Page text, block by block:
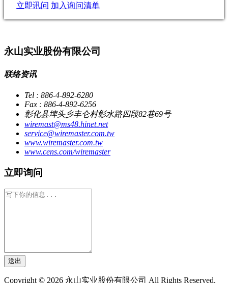
立即讯问 加入询问清单
永山实业股份有限公司
联络资讯
Tel : 886-4-892-6280
Fax : 886-4-892-6256
彰化县埤头乡丰仑村彰水路四段82巷69号
wiremast@ms48.hinet.net
service@wiremaster.com.tw
www.wiremaster.com.tw
www.cens.com/wiremaster
立即询问
送出
Copyright © 2026 永山实业股份有限公司 All Rights Reserved.